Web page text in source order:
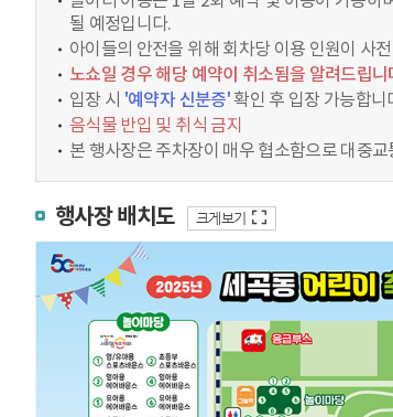
될 예정입니다.
아이들의 안전을 위해 회차당 이용 인원이 사
노쇼일 경우 해당 예약이 취소됨을 알려드립니
입장 시 '예약자 신분증'확인 후 입장 가능합니
음식물 반입 및 취식 금지
본 행사장은 주차장이 매우 협소함으로 대중
행사장 배치도 크게보기